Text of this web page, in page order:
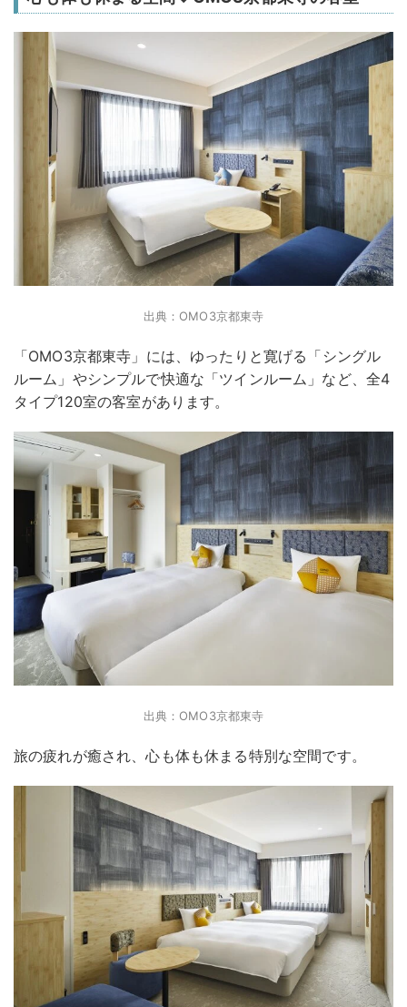
出典：OMO3京都東寺
「OMO3京都東寺」には、ゆったりと寛げる「シングル
ルーム」やシンプルで快適な「ツインルーム」など、全4
タイプ120室の客室があります。
出典：OMO3京都東寺
旅の疲れが癒され、心も体も休まる特別な空間です。